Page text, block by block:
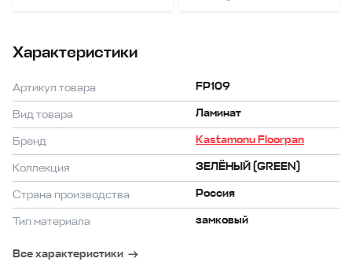
Характеристики
Артикул товара FP109
Вид товара Ламинат
Бренд Kastamonu Floorpan
Коллекция ЗЕЛЁНЫЙ (GREEN)
Страна производства Россия
Тип материала замковый
Все характеристики